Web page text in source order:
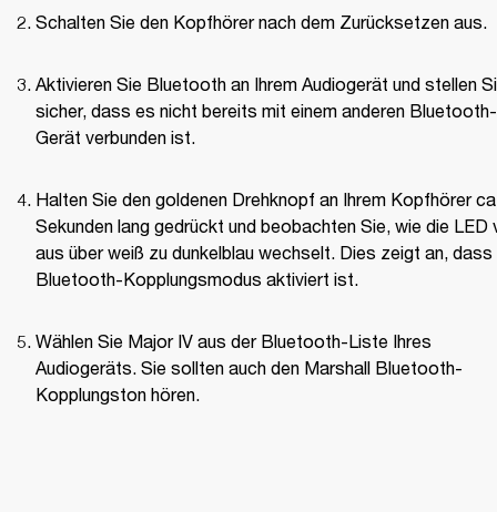
Schalten Sie den Kopfhörer nach dem Zurücksetzen aus.
Aktivieren Sie Bluetooth an Ihrem Audiogerät und stellen
sicher, dass es nicht bereits mit einem anderen Bluetooth-
Gerät verbunden ist.
Halten Sie den goldenen Drehknopf an Ihrem Kopfhörer
Sekunden lang gedrückt und beobachten Sie, wie die LED
aus über weiß zu dunkelblau wechselt. Dies zeigt an, dass
Bluetooth-Kopplungsmodus aktiviert ist.
Wählen Sie Major IV aus der Bluetooth-Liste Ihres
Audiogeräts. Sie sollten auch den Marshall Bluetooth-
Kopplungston hören.